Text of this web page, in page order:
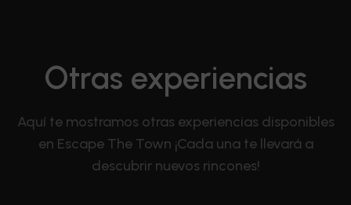
Otras experiencias
Aquí te mostramos otras experiencias disponibles
en Escape The Town ¡Cada una te llevará a
descubrir nuevos rincones!